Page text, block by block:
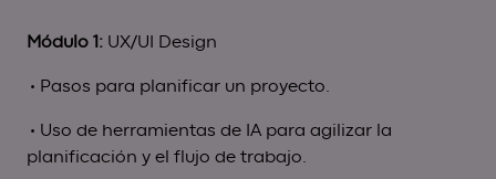
Módulo 1: UX/UI Design
• Pasos para planificar un proyecto.
• Uso de herramientas de IA para agilizar la
planificación y el flujo de trabajo.